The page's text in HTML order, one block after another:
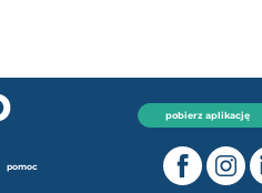
pobierz aplikację
pomoc